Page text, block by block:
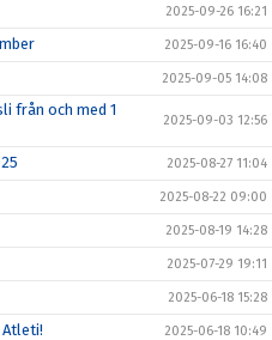
2025-09-26 16:21
2025-09-16 16:40
2025-09-05 14:08
från och med 1
2025-09-03 12:56
2025-08-27 11:04
2025-08-22 09:00
2025-08-19 14:28
2025-07-29 19:11
2025-06-18 15:28
2025-06-18 10:49